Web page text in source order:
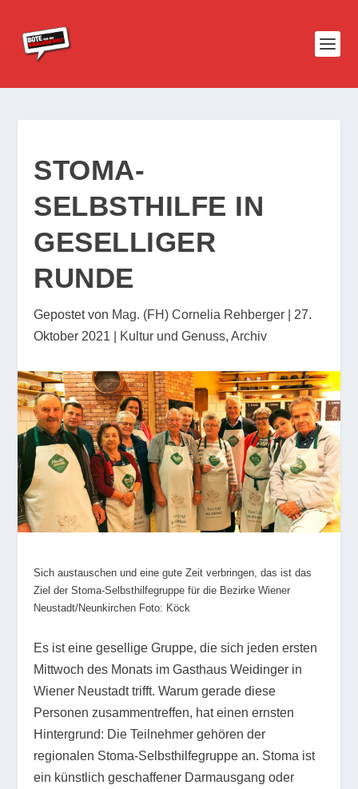
STOMA-
SELBSTHILFE IN
GESELLIGER
RUNDE
Gepostet von Mag. (FH) Cornelia Rehberger
27.
Oktober 2021
Kultur und Genuss,Archiv
Sich austauschen und eine gute Zeit verbringen, das ist das
Ziel der Stoma-Selbsthilfegruppe für die Bezirke Wiener
Neustadt/Neunkirchen Foto: Köck
Es ist eine gesellige Gruppe, die sich jeden ersten
Mittwoch des Monats im Gasthaus Weidinger in
Wiener Neustadt trifft. Warum gerade diese
Personen zusammentreffen, hat einen ernsten
Hintergrund: Die Teilnehmer gehören der
regionalen Stoma-Selbsthilfegruppe an. Stoma ist
ein künstlich geschaffener Darmausgang oder